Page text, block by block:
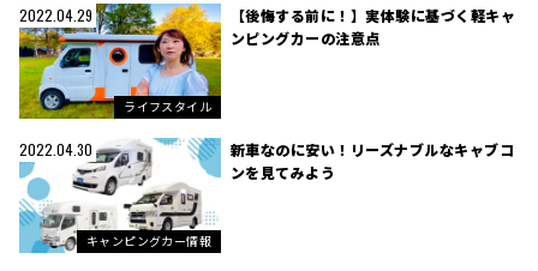
2022.04.29
ライフスタイル
【後悔する前に！】実体験に基づく軽キャ
ンピングカーの注意点
2022.04.30
キャンピングカー情報
新車なのに安い！リーズナブルなキャブコ
ンを見てみよう